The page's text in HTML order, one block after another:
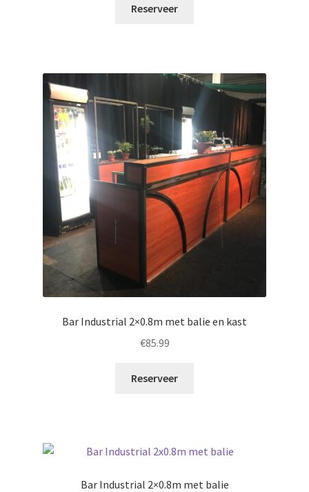
Reserveer
Bar Industrial 2×0.8m met balie en kast
€85.99
Reserveer
Bar Industrial 2×0.8m met balie